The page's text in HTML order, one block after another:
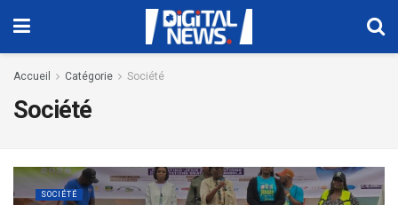
Accueil Catégorie Société
Société
SOCIÉTÉ